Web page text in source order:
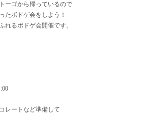
ーゴから帰っているので
たボドゲ会をしよう！
れるボドゲ会開催です。
レートなど準備して